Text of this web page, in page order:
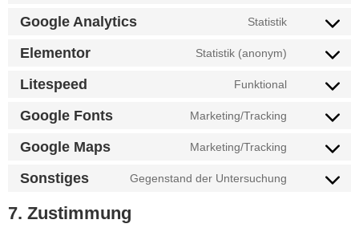
Google Analytics Statistik
Elementor Statistik (anonym)
Litespeed Funktional
Google Fonts Marketing/Tracking
Google Maps Marketing/Tracking
Sonstiges Gegenstand der Untersuchung
7. Zustimmung